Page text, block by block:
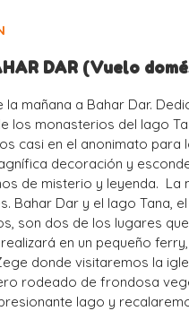
DAR (Vuelo
mañana a Bahar Dar.
los monasterios del lago
casi en el anonimato para
decoración y
de misterio y leyenda. La
Bahar Dar y el lago Tana,
son dos de los lugares
en un pequeño
donde visitaremos la
rodeado de frondosa
lago y